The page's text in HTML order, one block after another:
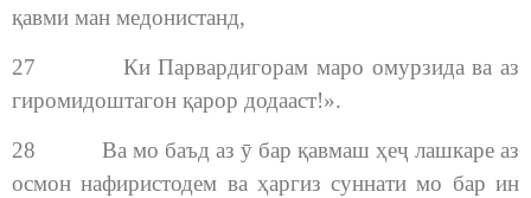
қавми ман медонистанд,
27 Ки Парвардигорам маро омурзида ва аз
гиромидоштагон қарор додааст!».
28 Ва мо баъд аз ӯ бар қавмаш ҳеҷ лашкаре аз
осмон нафиристодем ва ҳаргиз суннати мо бар ин